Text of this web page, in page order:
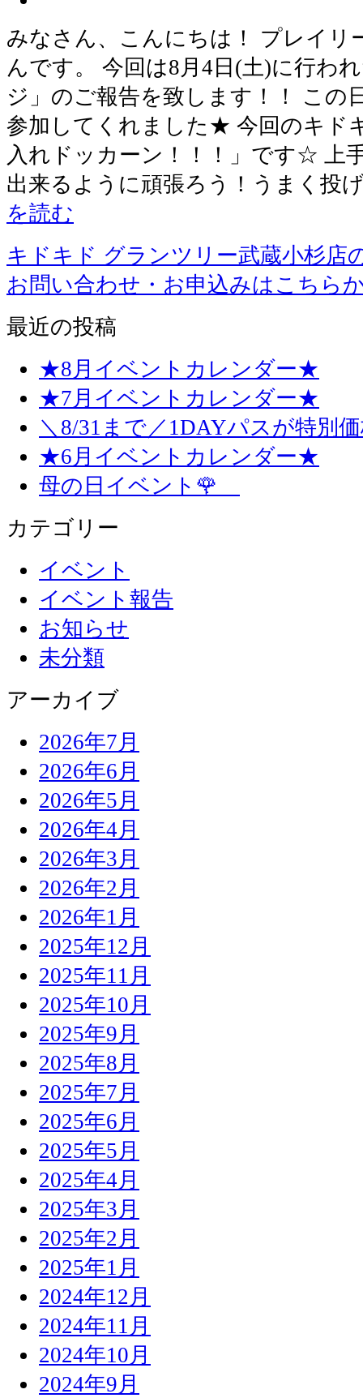
みなさん、こんにちは！ プレイリ
んです。 今回は8月4日(土)に行わ
ジ」のご報告を致します！！ この
参加してくれました★ 今回のキド
入れドッカーン！！！」です☆ 上
出来るように頑張ろう！うまく投
を読む
キドキド グランツリー武蔵小杉店
お問い合わせ・お申込みはこちら
最近の投稿
★8月イベントカレンダー★
★7月イベントカレンダー★
＼8/31まで／1DAYパスが特別
★6月イベントカレンダー★
母の日イベント🌹
カテゴリー
イベント
イベント報告
お知らせ
未分類
アーカイブ
2026年7月
2026年6月
2026年5月
2026年4月
2026年3月
2026年2月
2026年1月
2025年12月
2025年11月
2025年10月
2025年9月
2025年8月
2025年7月
2025年6月
2025年5月
2025年4月
2025年3月
2025年2月
2025年1月
2024年12月
2024年11月
2024年10月
2024年9月